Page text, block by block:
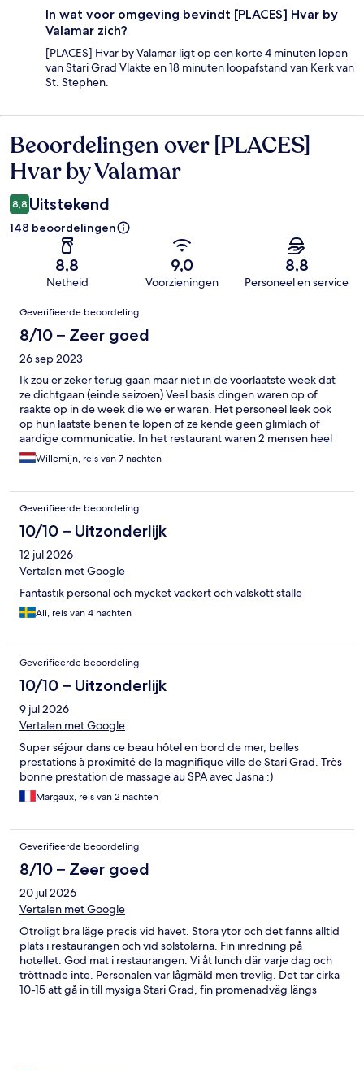
In wat voor omgeving bevindt [PLACES] Hvar by
Valamar zich?
[PLACES] Hvar by Valamar ligt op een korte 4 minuten lopen
van Stari Grad Vlakte en 18 minuten loopafstand van Kerk van
St. Stephen.
Beoordelingen
Beoordelingen over [PLACES]
Hvar by Valamar
8,8 Uitstekend
148 beoordelingen
8,8
Netheid
9,0
Voorzieningen
8,8
Personeel en service
Beoordelingen
Geverifieerde beoordeling
8/10 – Zeer goed
26 sep 2023
Ik zou er zeker terug gaan maar niet in de voorlaatste week dat
ze dichtgaan (einde seizoen) Veel basis dingen waren op of
raakte op in de week die we er waren. Het personeel leek ook
op hun laatste benen te lopen of ze kende geen glimlach of
aardige communicatie. In het restaurant waren 2 mensen heel
aardig, maar toonde ook moe. 1 barman was top, de andere
waren ook moe of waren gewoon niet echt mensen met een
betalen. Eten prima, veel te zout, maar dat is overal. Bestellen
zonder extra zout was redelijk te doen. Kamer (Msize) prima.
Willemijn, reis van 7 nachten
Geverifieerde beoordeling
10/10 – Uitzonderlijk
12 jul 2026
Vertalen met Google
Fantastik personal och mycket vackert och välskött ställe
Ali, reis van 4 nachten
Geverifieerde beoordeling
10/10 – Uitzonderlijk
9 jul 2026
Vertalen met Google
Super séjour dans ce beau hôtel en bord de mer, belles
prestations à proximité de la magnifique ville de Stari Grad. Très
bonne prestation de massage au SPA avec Jasna :)
Margaux, reis van 2 nachten
Geverifieerde beoordeling
8/10 – Zeer goed
20 jul 2026
Vertalen met Google
Otroligt bra läge precis vid havet. Stora ytor och det fanns alltid
plats i restaurangen och vid solstolarna. Fin inredning på
hotellet. God mat i restaurangen. Vi åt lunch där varje dag och
tröttnade inte. Personalen var lågmäld men trevlig. Det tar cirka
10-15 att gå in till mysiga Stari Grad, fin promenadväg längs